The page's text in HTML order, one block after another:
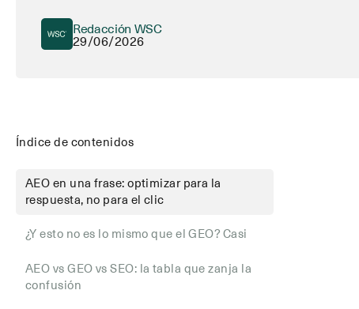
Redacción WSC
29/06/2026
Índice de contenidos
AEO en una frase: optimizar para la
respuesta, no para el clic
¿Y esto no es lo mismo que el GEO? Casi
AEO vs GEO vs SEO: la tabla que zanja la
confusión